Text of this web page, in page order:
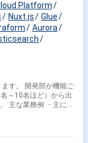
Platform
Nuxt.js
Glue
Aurora
す。 開発部が機能ご
～10名ほど）から出
化 ・分析、監視の